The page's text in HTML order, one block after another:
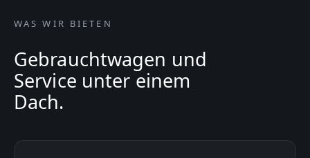
WAS WIR BIETEN
Gebrauchtwagen und
Service unter einem
Dach.